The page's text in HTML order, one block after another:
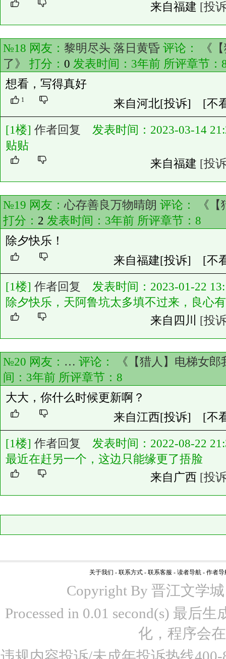
来自福建 [投
№18 网友： 黎明尽头 落日黄昏 评论：
《
了》
打分： 0 发表时间：3年前 所评章节：
想看，写得真好
1 来自河北[投诉] [不
[1楼] 作者回复
发表时间：2023-03-14
贴贴
来自福建 [投
№19 网友： 心存善良万物晴朗 评论：
《
打分： 2 发表时间：3年前 所评章节： 8
除夕快乐！
来自福建[投诉] [不
[1楼] 作者回复
发表时间：2023-01-22
除夕快乐，天阿鲁坑太多填不过来，良心
来自四川
[投
№20 网友： … 评论：
《【猎人】电梯女
间：3年前 所评章节： 8
大大，你什么时候更新啊？
来自江西[投诉] [不
[1楼] 作者回复
发表时间：2022-08-22
最近在赶另一个，这边只能缘更了捂脸
来自广西 [投
关于我们 - 联系方式 - 联系客服 - 读者导航 - 作者导
Copyright By 晋江文学
Processed in 0.01 second(s) 最后
化，程序会